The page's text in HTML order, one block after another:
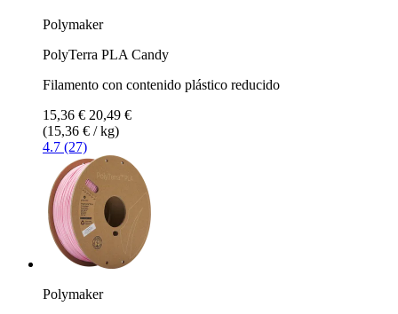
Polymaker
PolyTerra PLA Candy
Filamento con contenido plástico reducido
15,36 € 20,49 €
(15,36 € / kg)
4.7 (27)
Polymaker